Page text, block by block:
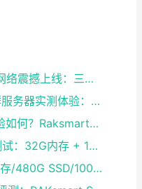
RakSmart全新2代精品CN2网络震撼上线：三网融合铸就企业级黄金链路
RAKsmart LA E3-1230 站群服务器实测体验：稳定够用的性价比之选
百兆不限流 大陆优化线路体验如何？Raksmart双路E5裸金属云深度评测
SV E5-2620 S 服务器性能测试：32G内存 + 1T硬盘 + CN2 30M独享带宽实测
SEA双路L5630服务器16G内存/480G SSD/100M独享不限流量 大陆优化CentOS 7.0即开即用